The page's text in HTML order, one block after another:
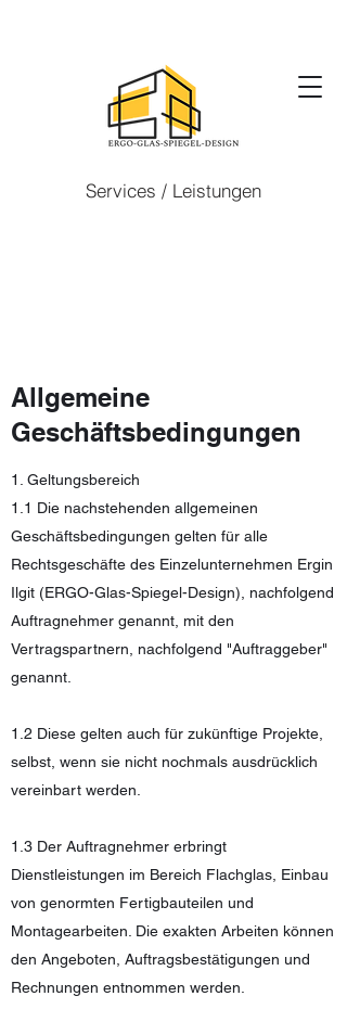
Services / Leistungen
Allgemeine
Geschäftsbedingungen
1. Geltungsbereich
1.1 Die nachstehenden allgemeinen
Geschäftsbedingungen gelten für alle
Rechtsgeschäfte des Einzelunternehmen Ergin
Ilgit (ERGO-Glas-Spiegel-Design), nachfolgend
Auftragnehmer genannt, mit den
Vertragspartnern, nachfolgend "Auftraggeber"
genannt.
1.2 Diese gelten auch für zukünftige Projekte,
selbst, wenn sie nicht nochmals ausdrücklich
vereinbart werden.
1.3 Der Auftragnehmer erbringt
Dienstleistungen im Bereich Flachglas, Einbau
von genormten Fertigbauteilen und
Montagearbeiten. Die exakten Arbeiten können
den Angeboten, Auftragsbestätigungen und
Rechnungen entnommen werden.